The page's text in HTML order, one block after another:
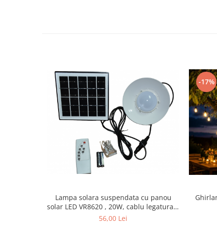
Cose / Coliere plastic
Pistoale de lipit si accesorii
taiat,accesorii pentru gaurit si
Accesorii camping
Lampa solara suspendata cu panou
solar LED VR8620 , 20W, cablu legatura 3
m
56,00 Lei
-17%